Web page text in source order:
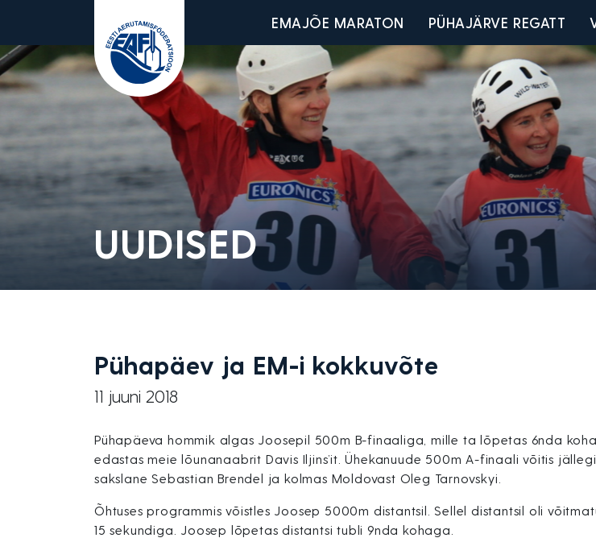
Eesti Aerutamisföderatsioon
Main menu
EMAJÕE MARATON PÜHAJÄRVE REGATT
UUDISED
Pühapäev ja EM-i kokkuvõte
11 juuni 2018
Pühapäeva hommik algas Joosepil 500m B-finaaliga, mille ta lõpetas 6nda
edastas meie lõunanaabrit Davis Iljins’it. Ühekanuude 500m A-finaali võitis
sakslane Sebastian Brendel ja kolmas Moldovast Oleg Tarnovskyi.
Õhtuses programmis võistles Joosep 5000m distantsil. Sellel distantsil oli
15 sekundiga. Joosep lõpetas distantsi tubli 9nda kohaga.